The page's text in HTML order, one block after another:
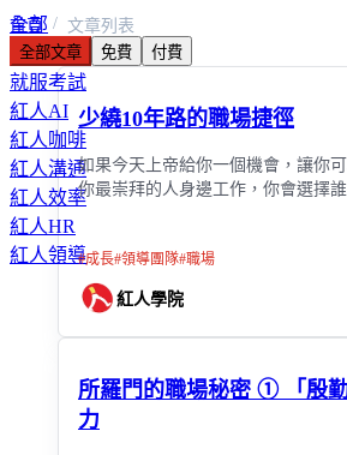
全部
職場
就服考試
紅人AI
紅人咖啡
紅人溝通
紅人效率
紅人HR
紅人領導
首頁
文章列表
全部文章
免費 付費
少繞10年路的職場捷徑
如果今天上帝給你一個機會，讓你
你最崇拜的人身邊工作，你會選擇誰
#成長#領導團隊#職場
紅人學院
所羅門的職場秘密 ① 「殷
力